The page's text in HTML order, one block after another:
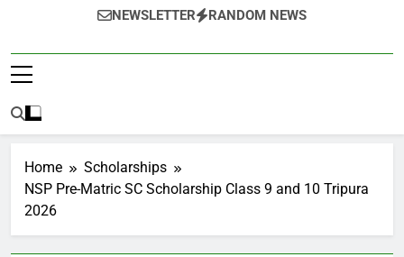
NEWSLETTER RANDOM NEWS
Home
Scholarships
NSP Pre-Matric SC Scholarship Class 9 and 10 Tripura
2026